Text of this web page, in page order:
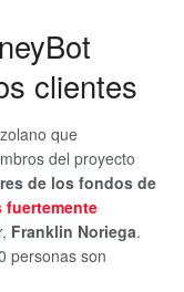
clientes
que
del proyecto
de los fondos de
fuertemente
Franklin Noriega.
personas son